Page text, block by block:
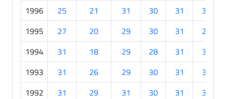
1996
25 21 31 30 31
30
1995
27 20 29 30 31
29
1994
31 18 29 28 31
30
1993
31 26 29 30 31
30
1992
31 29 31 30 31
30